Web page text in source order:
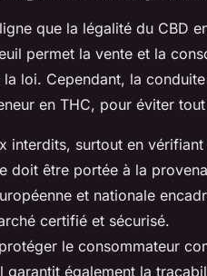
que la légalité du CBD
permet la vente et la
loi. Cependant, la
en THC, pour éviter
interdits, surtout en
doit être portée à la
et nationale
certifié et sécurisé.
le consommateur
garantit également la